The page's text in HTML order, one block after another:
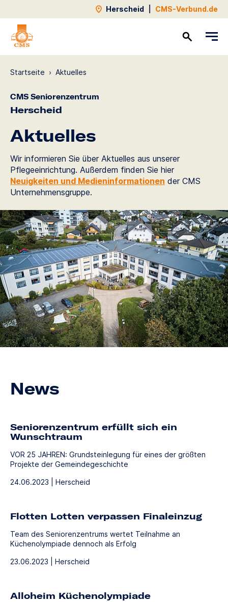
Herscheid CMS-Verbund.de
Startseite › Aktuelles
CMS Seniorenzentrum
Herscheid
Aktuelles
Wir informieren Sie über Aktuelles aus unserer
Pflegeeinrichtung. Außerdem finden Sie hier
Neuigkeiten und Medieninformationen der CMS
Unternehmensgruppe.
News
Seniorenzentrum erfüllt sich ein
Wunschtraum
VOR 25 JAHREN: Grundsteinlegung für eines der größten
Projekte der Gemeindegeschichte
24.06.2023 | Herscheid
Flotten Lotten verpassen Finaleinzug
Team des Seniorenzentrums wertet Teilnahme an
Küchenolympiade dennoch als Erfolg
23.06.2023 | Herscheid
Alloheim Küchenolympiade